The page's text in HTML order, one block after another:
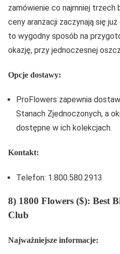
zamówienie co najmniej trzech
ceny aranżacji zaczynają się
to wygodny sposób na
okazję, przy jednoczesnej
Opcje dostawy:
ProFlowers zapewnia
Stanach Zjednoczonych, a
dostępne w ich kolekcjach.
Kontakt:
Telefon: 1.800.580.2913
8) 1800 Flowers ($): Best
Club
Najważniejsze informacje: